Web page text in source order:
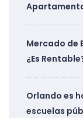
Mercado de
¿Es
Orlando es
escuelas